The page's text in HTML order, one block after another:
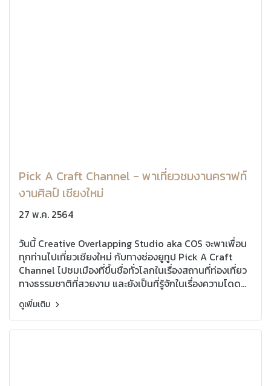
Pick A Craft Channel - พาเที่ยวชมงานคราฟท์
งานศิลป์ เชียงใหม่
27 พ.ค. 2564
วันนี้ Creative Overlapping Studio aka COS จะพาเพื่อน
ทุกท่านไปเที่ยวเชียงใหม่ กับทางช่องยูทูป Pick A Craft
Channel ไปชมเมืองที่ขึ้นชื่อทั่วโลกในเรื่องสถานที่ท่องเที่ยว
ทางธรรมชาติที่สวยงาม และยังเป็นที่รู้จักในเรื่องความโดด
เด่นของศิลปะ วัฒนธรรม และการออกแบบที่ผสมผสานความ
สวยงามในแบบลานนาทางเหนือ กับดีไซน์ร่วมสมัย
(Contemporary Design) ได้อย่างลงตัว
ดูเพิ่มเติม